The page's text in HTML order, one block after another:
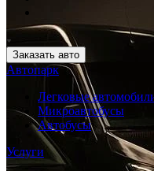
Заказать авто
Автопарк
Легковые
Микроавтобусы
Автобусы
Услуги